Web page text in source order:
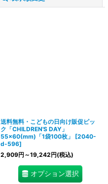
送料無料・こどもの日向け販促ピッ
ク「CHILDREN'S DAY」
55×60(mm)「1袋100枚」
[2040-
d-596]
2,909円 ～19,242円(税込)
オプション選択